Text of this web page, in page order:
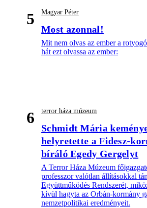
5 Magyar Péter
Most azonnal!
Mit nem olvas az ember a
hát ezt olvassa az ember:
6 terror háza múzeum
Schmidt Mária
helyretette a Fidesz-
bíráló Egedy Gergelyt
A Terror Háza Múzeum
professzor valótlan állításokkal
Együttműködés Rendszerét,
kívül hagyta az Orbán-kormány
nemzetpolitikai eredményeit.